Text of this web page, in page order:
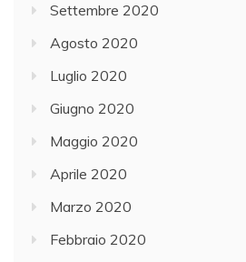
Settembre 2020
Agosto 2020
Luglio 2020
Giugno 2020
Maggio 2020
Aprile 2020
Marzo 2020
Febbraio 2020